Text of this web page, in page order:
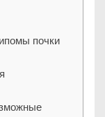
почки